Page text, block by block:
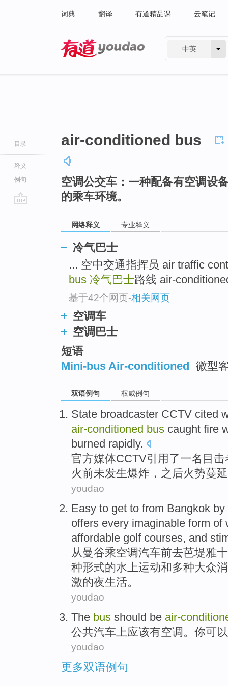
词典 翻译 有道精品课 云笔记
中英
目录
释义
例句
air-conditioned bus
空调公交车：一种配备有空调设
的乘车环境。
网络释义 专业释义
冷气巴士
... 空中交通指挥员 air traffic
bus 冷气巴士路线 air-
基于42个网页-相关网页
空调车
空调巴士
短语
Mini-bus Air-conditioned
微型
双语例句 权威例句
State broadcaster CCTV cited
air-conditioned bus caught fire
burned rapidly.
官方媒体CCTV引用了一名 目击
火前未发生爆炸 ， 之后火势蔓
youdao
Easy to get to from Bangkok by
offers every imaginable form of
affordable golfcourses, and
从 曼谷乘空调汽车前去芭堤雅
种形式的水上运动和多种大众
激的夜生活。
youdao
The bus should be air-
公共汽车上应该有空调 。 你可以
youdao
更多双语例句